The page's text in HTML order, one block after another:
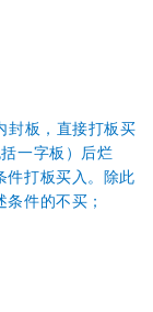
封板，直接打板买
一字板）后烂
件打板买入。除此
件的不买；